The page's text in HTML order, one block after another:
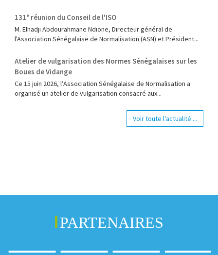
131ᵉ réunion du Conseil de l'ISO
M. Elhadji Abdourahmane Ndione, Directeur général de
l'Association Sénégalaise de Normalisation (ASN) et Président...
Atelier de vulgarisation des Normes Sénégalaises sur les
Boues de Vidange
Ce 15 juin 2026, l’Association Sénégalaise de Normalisation a
organisé un atelier de vulgarisation consacré aux...
Voir toute l'actualité ...
PARTENAIRES